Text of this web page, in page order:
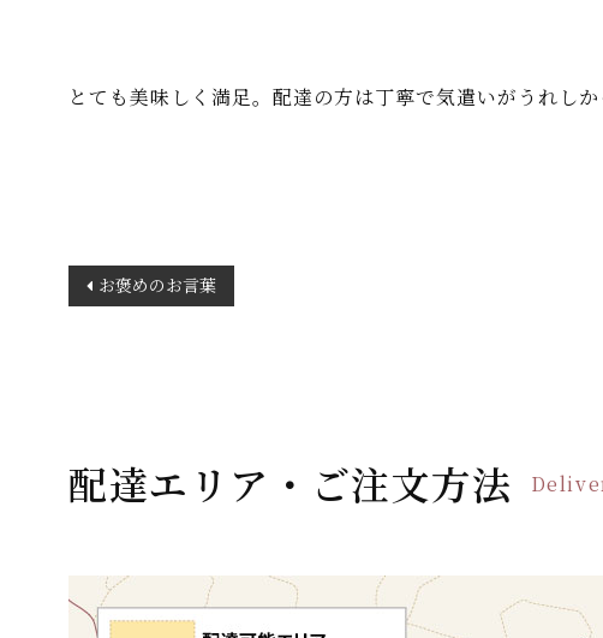
とても美味しく満足。配達の方は丁寧で気遣いがうれし
稿
シ
ョ
お褒めのお言葉
配達エリア・ご注文方法